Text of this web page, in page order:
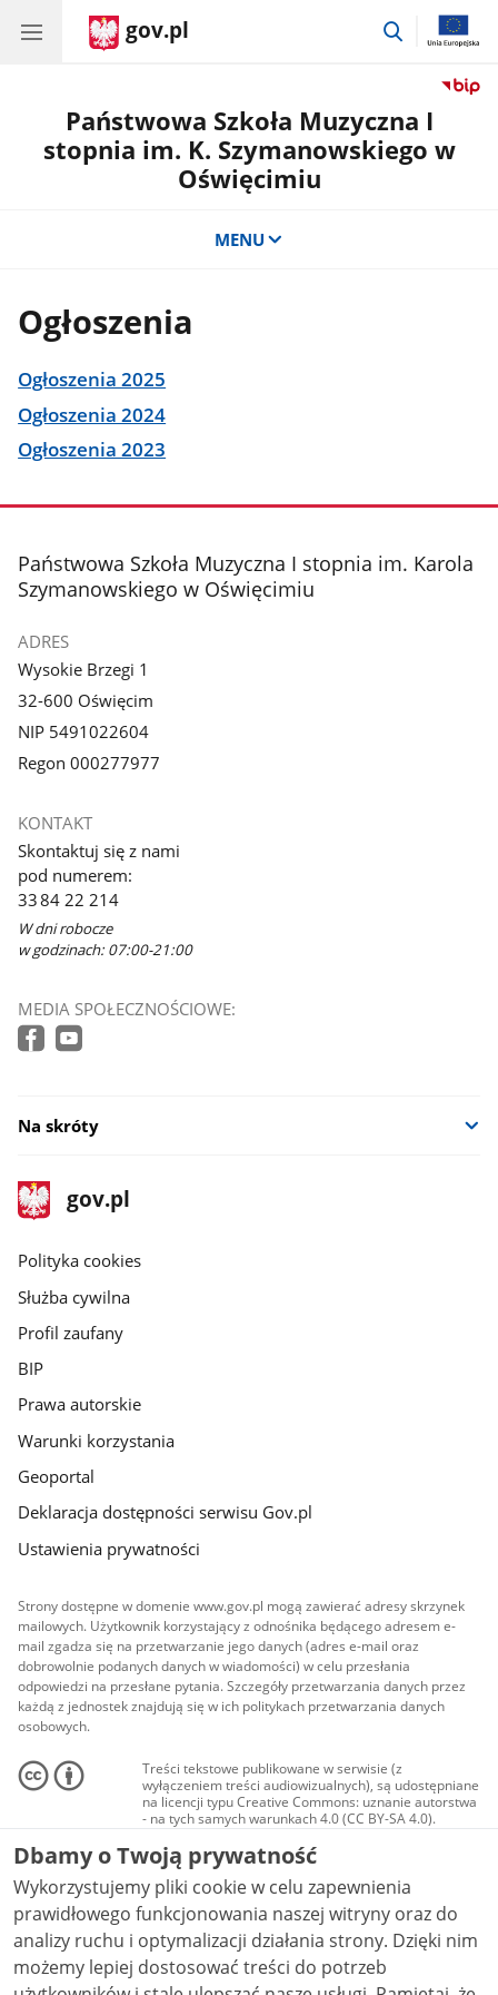
gov.pl
przejdź
Państwowa Szkoła Muzyczna I
stopnia im. K. Szymanowskiego w
Oświęcimiu
MENU
Ogłoszenia
Ogłoszenia 2025
Ogłoszenia 2024
Ogłoszenia 2023
stopka
Państwowa Szkoła Muzyczna I stopnia im. Karola
Szymanowskiego w Oświęcimiu
ADRES
Wysokie Brzegi 1
32-600 Oświęcim
NIP 5491022604
Regon 000277977
KONTAKT
Skontaktuj się z nami
pod numerem:
33 84 22 214
W dni robocze
w godzinach: 07:00-21:00
MEDIA SPOŁECZNOŚCIOWE:
Na skróty
stopka
gov.pl
Strona
gov.pl
gov.pl
Polityka cookies
Służba cywilna
Profil zaufany
BIP
Prawa autorskie
Warunki korzystania
Geoportal
Deklaracja dostępności serwisu Gov.pl
Ustawienia prywatności
Strony dostępne w domenie www.gov.pl mogą zawierać adresy skrzynek
mailowych. Użytkownik korzystający z odnośnika będącego adresem e-
mail zgadza się na przetwarzanie jego danych (adres e-mail oraz
dobrowolnie podanych danych w wiadomości) w celu przesłania
odpowiedzi na przesłane pytania. Szczegóły przetwarzania danych przez
każdą z jednostek znajdują się w ich politykach przetwarzania danych
osobowych.
Treści tekstowe publikowane w serwisie (z
wyłączeniem treści audiowizualnych), są udostępniane
na licencji typu Creative Commons: uznanie autorstwa
- na tych samych warunkach 4.0 (CC BY-SA 4.0).
Materiały audiowizualne, w tym zdjęcia, materiały
audio i wideo, są udostępniane na licencji typu
Creative Commons: uznanie autorstwa użycie
niekomercyjne - bez utworów zależnych 4.0 (CC BY-
NC-ND 4.0), o ile nie jest to stwierdzone inaczej.
Dbamy o Twoją prywatność
Wykorzystujemy pliki cookie w celu zapewnienia
prawidłowego funkcjonowania naszej witryny oraz do
analizy ruchu i optymalizacji działania strony. Dzięki nim
możemy lepiej dostosować treści do potrzeb